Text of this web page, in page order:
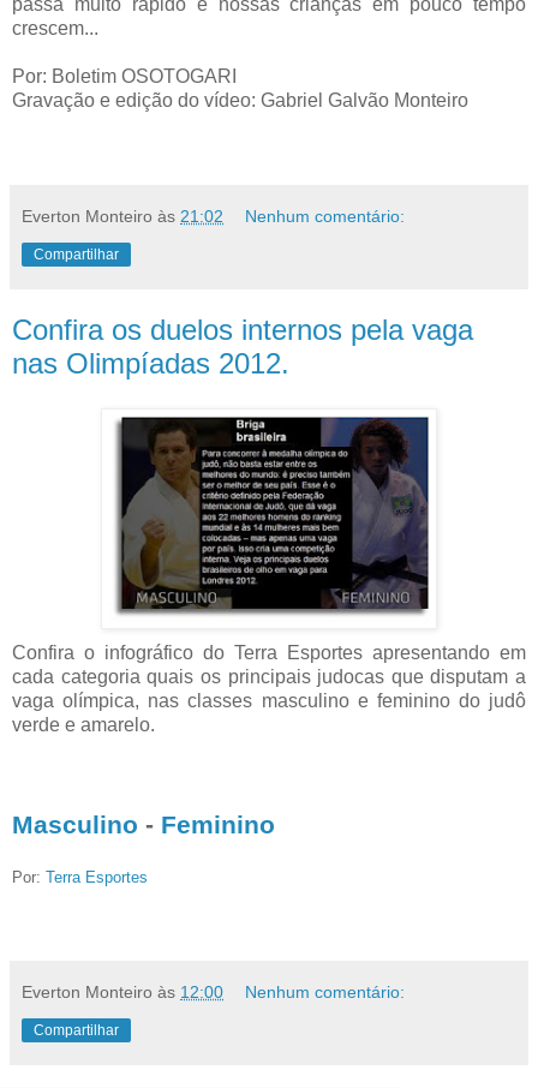
crescem...
Por: Boletim OSOTOGARI
Gravação e edição do vídeo: Gabriel Galvão Monteiro
Everton Monteiro às 21:02 Nenhum comentário:
Compartilhar
Confira os duelos internos pela vaga
nas Olimpíadas 2012.
Confira o infográfico do Terra Esportes apresentando em
cada categoria quais os principais judocas que disputam a
vaga olímpica, nas classes masculino e feminino do judô
verde e amarelo.
Masculino - Feminino
Por: Terra Esportes
Everton Monteiro às 12:00 Nenhum comentário:
Compartilhar